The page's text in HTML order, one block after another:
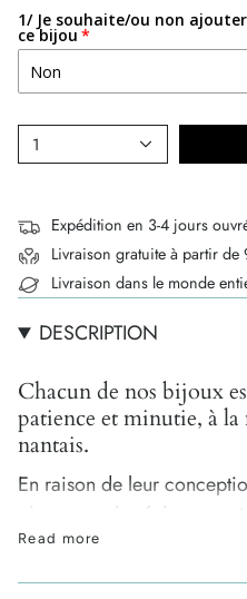
1/ Je souhaite/ou non
ce bijou
1
Expédition en 3-4 jours
Livraison gratuite à partir
Livraison dans le monde
DESCRIPTION
Chacun de nos bijoux
patience et minutie, à
nantais.
En raison de leur
pierres semi-précieuses
légères différences de
Read more